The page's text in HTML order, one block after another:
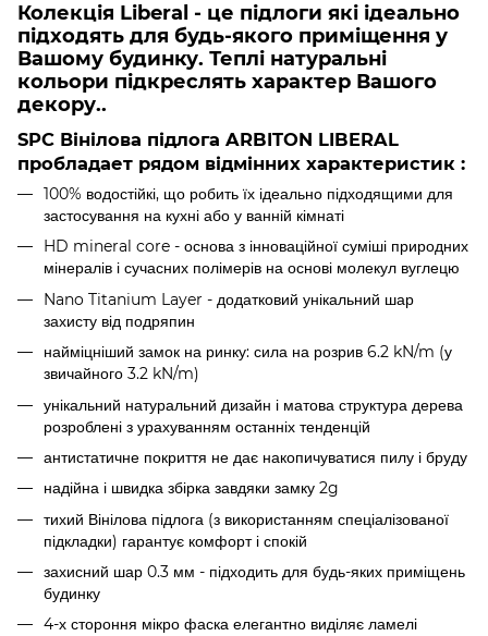
Колекція Liberal - це підлоги які ідеально
підходять для будь-якого приміщення у
Вашому будинку. Теплі натуральні
кольори підкреслять характер Вашого
декору..
SPC Вінілова підлога ARBITON LIBERAL
пробладает рядом відмінних характеристик :
100% водостійкі, що робить їх ідеально підходящими для
застосування на кухні або у ванній кімнаті
HD mineral core - основа з інноваційної суміші природних
мінералів і сучасних полімерів на основі молекул вуглецю
Nano Titanium Layer - додатковий унікальний шар
захисту від подряпин
найміцніший замок на ринку: сила на розрив 6.2 kN/m (у
звичайного 3.2 kN/m)
унікальний натуральний дизайн і матова структура дерева
розроблені з урахуванням останніх тенденцій
антистатичне покриття не дає накопичуватися пилу і бруду
надійна і швидка збірка завдяки замку 2g
тихий Вінілова підлога (з використанням спеціалізованої
підкладки) гарантує комфорт і спокій
захисний шар 0.3 мм - підходить для будь-яких приміщень
будинку
4-х стороння мікро фаска елегантно виділяє ламелі